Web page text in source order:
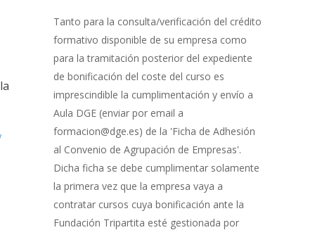
de
Bonificación
Tanto para la consulta/verificación del crédito
formativo disponible de su empresa como
para la tramitación posterior del expediente
de bonificación del coste del curso es
imprescindible la cumplimentación y envío a
Aula DGE (enviar por email a
formacion@dge.es) de la 'Ficha de Adhesión
al Convenio de Agrupación de Empresas'.
Dicha ficha se debe cumplimentar solamente
la primera vez que la empresa vaya a
contratar cursos cuya bonificación ante la
Fundación Tripartita esté gestionada por